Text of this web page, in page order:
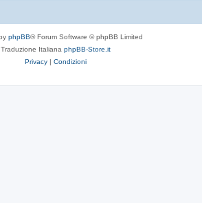
phpBB® Forum Software © phpBB Limited
Traduzione Italiana phpBB-Store.it
Privacy | Condizioni